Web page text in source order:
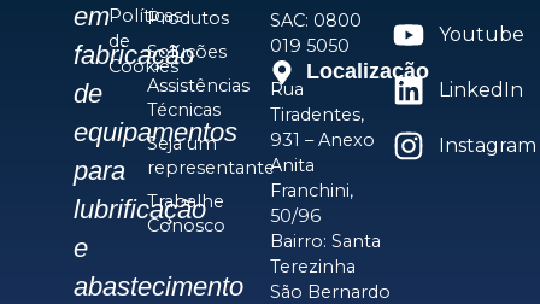
em
fabricação
de
equipamentos
para
lubrificação
e
abastecimento
Políticas
de
Cookies
Produtos
Soluções
Assistências
Técnicas
Seja um
representante
Trabalhe
Conosco
Localização
Rua
Tiradentes,
931 – Anexo
Anita
Franchini,
50/96
Bairro: Santa
Terezinha
São Bernardo
SAC: 0800
019 5050
Youtube
LinkedIn
Instagram